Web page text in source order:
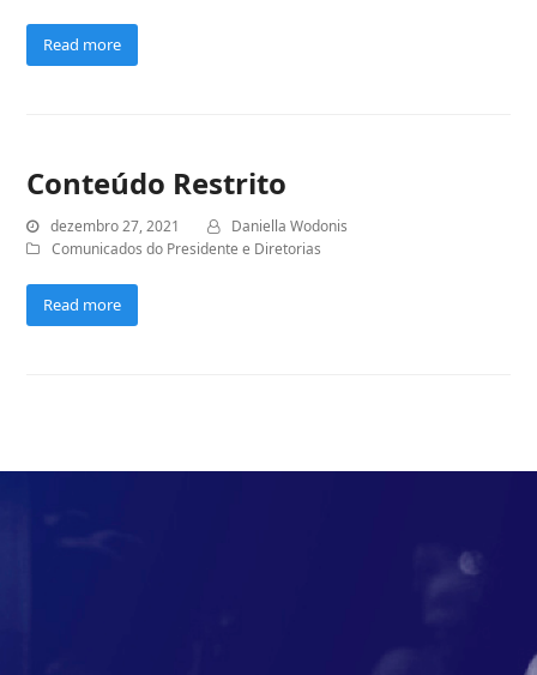
Read more
Conteúdo Restrito
dezembro 27, 2021
Daniella Wodonis
Comunicados do Presidente e Diretorias
Read more